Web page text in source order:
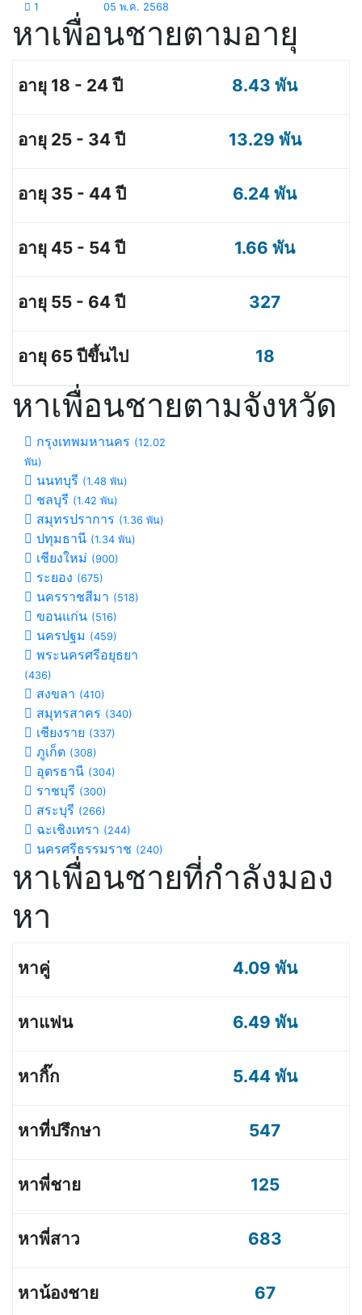
1 05 พ.ค. 2568
หาเพื่อนชายตามอายุ
8.43 พัน
13.29 พัน
6.24 พัน
1.66 พัน
327
18
หาเพื่อนชายตามจังหวัด
กรุงเทพมหานคร (12.02
พัน)
นนทบุรี (1.48 พัน)
ชลบุรี (1.42 พัน)
สมุทรปราการ (1.36 พัน)
ปทุมธานี (1.34 พัน)
เชียงใหม่ (900)
ระยอง (675)
นครราชสีมา (518)
ขอนแก่น (516)
นครปฐม (459)
พระนครศรีอยุธยา
(436)
สงขลา (410)
สมุทรสาคร (340)
เชียงราย (337)
ภูเก็ต (308)
อุดรธานี (304)
ราชบุรี (300)
สระบุรี (266)
ฉะเชิงเทรา (244)
นครศรีธรรมราช (240)
หาเพื่อนชายที่กำลังมอง
หา
4.09 พัน
6.49 พัน
5.44 พัน
547
125
683
67